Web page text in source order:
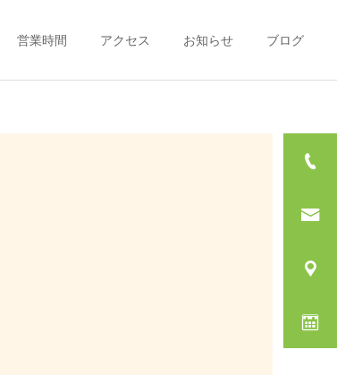
営業時間 アクセス お知らせ ブログ
4月の休日診療のお知らせ